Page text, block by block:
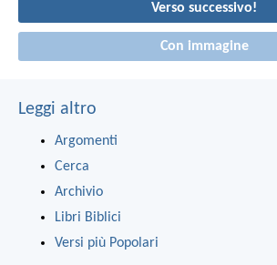
Verso successivo!
Con immagine
Leggi altro
Argomenti
Cerca
Archivio
Libri Biblici
Versi più Popolari